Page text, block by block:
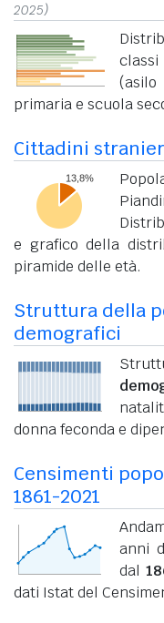
2025)
classi
(asilo
primaria e scuola
Cittadini
e grafico della
piramide delle età.
Struttura della
demografici
donna feconda e
Censimenti
1861-2021
anni
dal
dati Istat del